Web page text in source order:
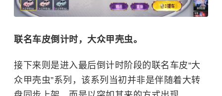
联名车皮倒计时， 大众甲壳虫。
接下来则是进入最后倒计时阶段的联名车皮“大
众甲壳虫”系列，该系列当初并非是伴随着大转